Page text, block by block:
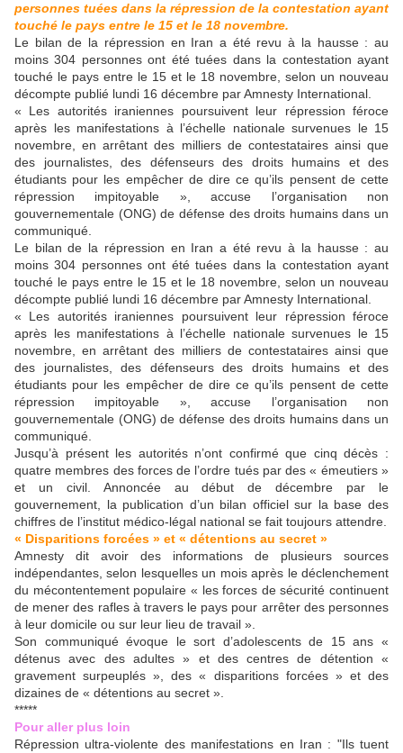
personnes tuées dans la répression de la contestation ayant
touché le pays entre le 15 et le 18 novembre.
Le bilan de la répression en Iran a été revu à la hausse : au
moins 304 personnes ont été tuées dans la contestation ayant
touché le pays entre le 15 et le 18 novembre, selon un nouveau
décompte publié lundi 16 décembre par Amnesty International.
« Les autorités iraniennes poursuivent leur répression féroce
après les manifestations à l’échelle nationale survenues le 15
novembre, en arrêtant des milliers de contestataires ainsi que
des journalistes, des défenseurs des droits humains et des
étudiants pour les empêcher de dire ce qu’ils pensent de cette
répression impitoyable », accuse l’organisation non
gouvernementale (ONG) de défense des droits humains dans un
communiqué.
Le bilan de la répression en Iran a été revu à la hausse : au
moins 304 personnes ont été tuées dans la contestation ayant
touché le pays entre le 15 et le 18 novembre, selon un nouveau
décompte publié lundi 16 décembre par Amnesty International.
« Les autorités iraniennes poursuivent leur répression féroce
après les manifestations à l’échelle nationale survenues le 15
novembre, en arrêtant des milliers de contestataires ainsi que
des journalistes, des défenseurs des droits humains et des
étudiants pour les empêcher de dire ce qu’ils pensent de cette
répression impitoyable », accuse l’organisation non
gouvernementale (ONG) de défense des droits humains dans un
communiqué.
Jusqu’à présent les autorités n’ont confirmé que cinq décès :
quatre membres des forces de l’ordre tués par des « émeutiers »
et un civil. Annoncée au début de décembre par le
gouvernement, la publication d’un bilan officiel sur la base des
chiffres de l’institut médico-légal national se fait toujours attendre.
« Disparitions forcées » et « détentions au secret »
Amnesty dit avoir des informations de plusieurs sources
indépendantes, selon lesquelles un mois après le déclenchement
du mécontentement populaire « les forces de sécurité continuent
de mener des rafles à travers le pays pour arrêter des personnes
à leur domicile ou sur leur lieu de travail ».
Son communiqué évoque le sort d’adolescents de 15 ans «
détenus avec des adultes » et des centres de détention «
gravement surpeuplés », des « disparitions forcées » et des
dizaines de « détentions au secret ».
*****
Pour aller plus loin
Répression ultra-violente des manifestations en Iran : "Ils tuent